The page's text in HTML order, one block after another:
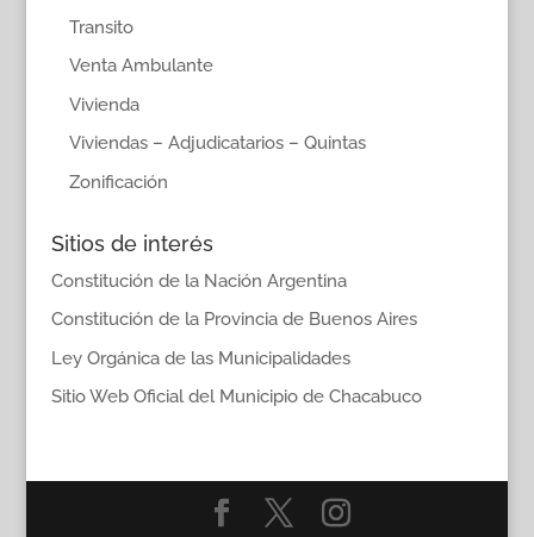
Transito
Venta Ambulante
Vivienda
Viviendas – Adjudicatarios – Quintas
Zonificación
Sitios de interés
Constitución de la Nación Argentina
Constitución de la Provincia de Buenos Aires
Ley Orgánica de las Municipalidades
Sitio Web Oficial del Municipio de Chacabuco